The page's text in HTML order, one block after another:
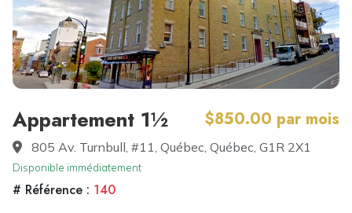
Appartement 1½ $850.00 par mois
805 Av. Turnbull, #11, Québec, Québec, G1R 2X1
Disponible immédiatement
# Référence : 140